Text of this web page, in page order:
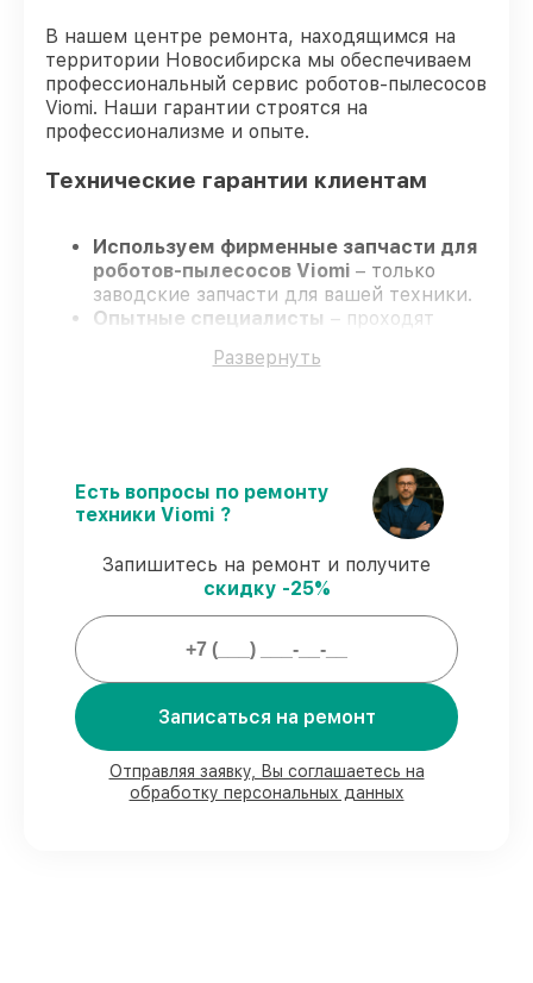
В нашем центре ремонта, находящимся на
территории Новосибирска мы обеспечиваем
профессиональный сервис роботов-пылесосов
Viomi. Наши гарантии строятся на
профессионализме и опыте.
Технические гарантии клиентам
Используем фирменные запчасти для
роботов-пылесосов Viomi – только
заводские запчасти для вашей техники.
Опытные специалисты – проходят
высокий уровень сервиса.
Поддержка после ремонта
– на все
услуги и детали для роботов-пылесосов
Viomi предоставляется официальное
сопровождение.
Мы гарантируем:
80%
ремонтов по ремонту исполняются
с возможностью присутствия владельца
запчастей Viomi имеются в наличии
в Новосибирске, остальные доступны
для срочного заказа
Развернуть
Есть вопросы по ремонту
техники Viomi ?
Запишитесь на ремонт и получите
скидку -25%
Записаться на ремонт
Отправляя заявку, Вы соглашаетесь на
обработку персональных данных